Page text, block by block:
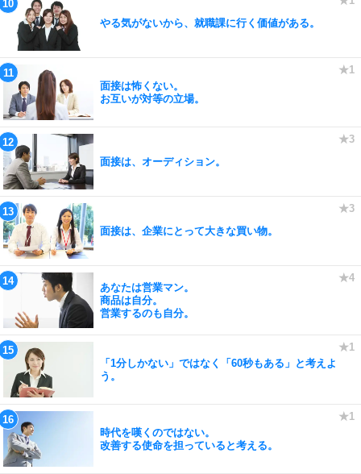
やる気がないから、就職課に行く価値がある。
面接は怖くない。
お互いが対等の立場。
面接は、オーディション。
面接は、企業にとって大きな買い物。
あなたは営業マン。
商品は自分。
営業するのも自分。
「1分しかない」ではなく「60秒もある」と考えよ
う。
時代を嘆くのではない。
改善する使命を担っていると考える。